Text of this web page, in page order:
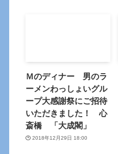
Ｍのディナー 男のラ
ーメンわっしょいグル
ープ大感謝祭にご招待
いただきました！ 心
斎橋 「大成閣」
2018年12月29日 18:00